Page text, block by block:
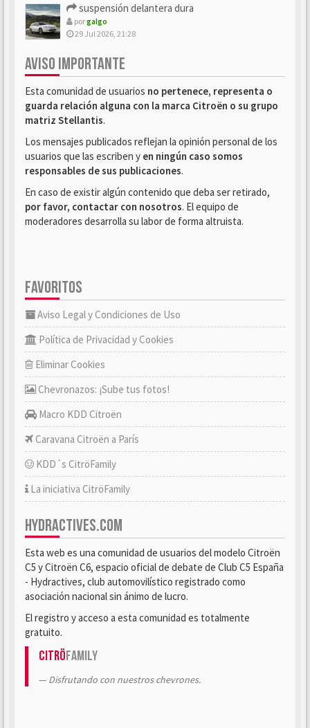
suspensión delantera dura
porgalgo
29 Jul 2026, 21:28
AVISO IMPORTANTE
Esta comunidad de usuarios no pertenece, representa o
guarda relación alguna con la marca Citroën o su grupo
matriz Stellantis.
Los mensajes publicados reflejan la opinión personal de los
usuarios que las escriben y en ningún caso somos
responsables de sus publicaciones.
En caso de existir algún contenido que deba ser retirado,
por favor, contactar con nosotros. El equipo de
moderadores desarrolla su labor de forma altruista.
FAVORITOS
Aviso Legal y Condiciones de Uso
Política de Privacidad y Cookies
Eliminar Cookies
Chevronazos: ¡Sube tus fotos!
Macro KDD Citroën
Caravana Citroën a París
KDD´s CitröFamily
La iniciativa CitröFamily
HYDRACTIVES.COM
Esta web es una comunidad de usuarios del modelo Citroën
C5 y Citroën C6, espacio oficial de debate de Club C5 España
- Hydractives, club automovilístico registrado como
asociación nacional sin ánimo de lucro.
El registro y acceso a esta comunidad es totalmente
gratuito.
CitröFamily
Disfrutando con nuestros chevrones.